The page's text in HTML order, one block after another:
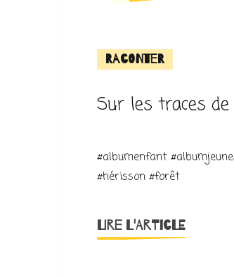
Raconter
Sur les traces
#albumenfant
#hérisson #forêt
LIRE L'ARTICLE